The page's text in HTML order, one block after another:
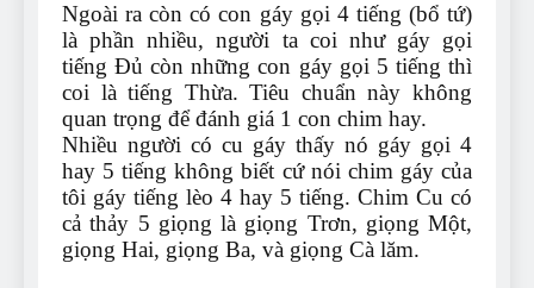
Ngoài ra còn có con gáy gọi 4 tiếng (bổ tứ)
là phần nhiều, người ta coi như gáy gọi
tiếng Đủ còn những con gáy gọi 5 tiếng thì
coi là tiếng Thừa. Tiêu chuẩn này không
quan trọng để đánh giá 1 con chim hay.
Nhiều người có cu gáy thấy nó gáy gọi 4
hay 5 tiếng không biết cứ nói chim gáy của
tôi gáy tiếng lèo 4 hay 5 tiếng. Chim Cu có
cả thảy 5 giọng là giọng Trơn, giọng Một,
giọng Hai, giọng Ba, và giọng Cà lăm.